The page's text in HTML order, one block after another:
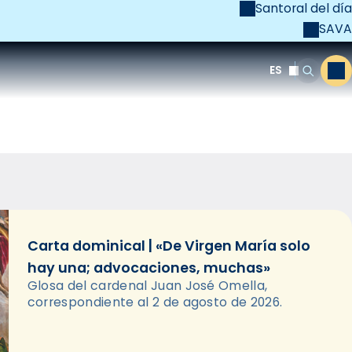
Santoral del día
SAVA
Cristiana ES Buscar
Carta dominical | «De Virgen María solo
hay una; advocaciones, muchas»
Glosa del cardenal Juan José Omella,
correspondiente al 2 de agosto de 2026.